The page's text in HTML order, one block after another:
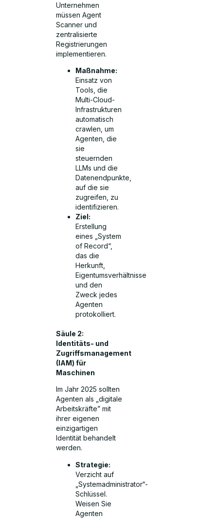
Unternehmen
müssen Agent
Scanner und
zentralisierte
Registrierungen
implementieren.
Maßnahme:
Einsatz von
Tools, die
Multi-Cloud-
Infrastrukturen
automatisch
crawlen, um
Agenten, die
sie
steuernden
LLMs und die
Datenendpunkte,
auf die sie
zugreifen, zu
identifizieren.
Ziel:
Erstellung
eines „System
of Record“,
das die
Herkunft,
Eigentumsverhältnisse
und den
Zweck jedes
Agenten
protokolliert.
Säule 2:
Identitäts- und
Zugriffsmanagement
(IAM) für
Maschinen
Im Jahr 2025 sollten
Agenten als „digitale
Arbeitskräfte” mit
ihrer eigenen
einzigartigen
Identität behandelt
werden.
Strategie:
Verzicht auf
„Systemadministrator“-
Schlüssel.
Weisen Sie
Agenten